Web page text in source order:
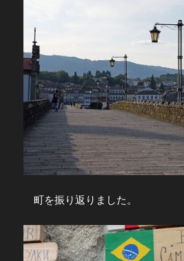
町を振り返りました。